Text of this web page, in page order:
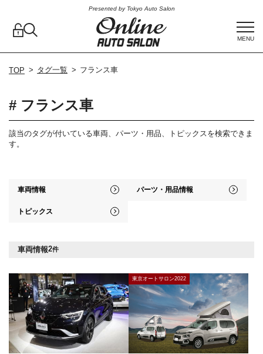
Presented by Tokyo Auto Salon
MENU
TOP タグ一覧 フランス車
# フランス車
該当のタグが付いている車両、パーツ・用品、トピックスを検索できま
す。
車両情報 パーツ・用品情報
トピックス
車両情報2件
東京オートサロン2022